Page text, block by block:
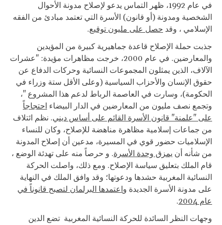
في عام 1992، ظهر التماس يدعو لإصلاح مدونة الأحوال
الشخصية ومدونة (أو قانون) الأسرة التي تعتمد مبادئ من الفقه
الإسلامي ، وقد حصل على مليون توقيع.
جذبت حملة الإصلاح قاعدة جماهيرية كبيرة من المؤيدين
والمعارضين. في عام 2000، خرجت مظاهرات مؤيدة: "عشرات
الآلاف، الذين يمثلون المجموعات النسائية وحركات الدفاع عن
حقوق الإنسان والأحزاب السياسية (وعلى الأقل ستة وزراء في
الحكومة)، وسارت في العاصمة الرباط لدعم هذا المشروع "،
وتجمع نصف مليون من المعارضين في الدار البيضاء احتجاجاً
على "علمنة" قانون الأسرة القائم على أساس ديني. نظم ائتلاف
من جماعات إسلامية مظاهرة مناهضة للإصلاح، وكان للنساء
الإسلاميات حضور قوي في المسيرة، مدعين أن إصلاح المدونة
من شأنه أن يمزق وحدة الأسرة. و حرصاً منه على تهدئة الوضع ،
قام الملك بتعليق سياسة الإصلاح. ومع ذلك، واصلت الحركة
النسائية المغربية حشدها ودعوتها؛ وقد وافق الملك في النهاية
على مدونة الأسرة الجديدة واعتمدها البرلمان لتصبح قانوناً في
عام 2004
.
وجهات النظر السائدة للحركة النسائية المغربية تضع الدين